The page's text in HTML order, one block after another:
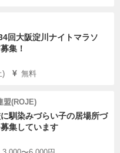
回大阪淀川ナイトマラソ
集！
) 無料
盟(ROJE)
馴染みづらい子の居場所づ
集しています